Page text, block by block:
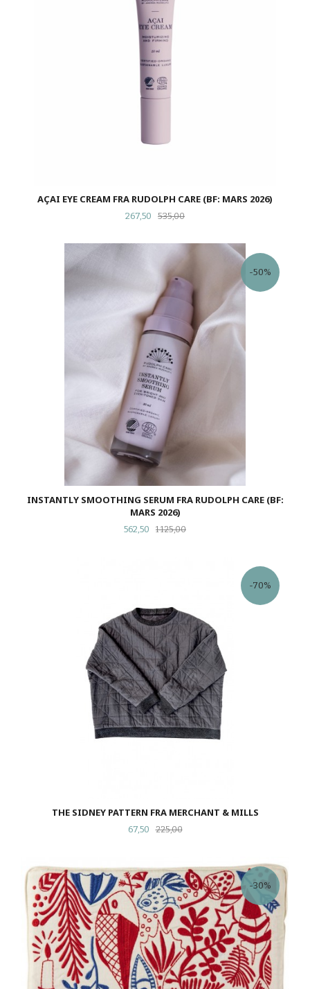
AÇAI EYE CREAM FRA RUDOLPH CARE (BF: MARS 2026)
Tilbud
267,50 535,00Rabatt
INSTANTLY SMOOTHING SERUM FRA RUDOLPH CARE (BF:
MARS 2026)
Tilbud
562,50 1 125,00Rabatt
-50%
THE SIDNEY PATTERN FRA MERCHANT & MILLS
Tilbud
67,50 225,00Rabatt
-70%
-30%